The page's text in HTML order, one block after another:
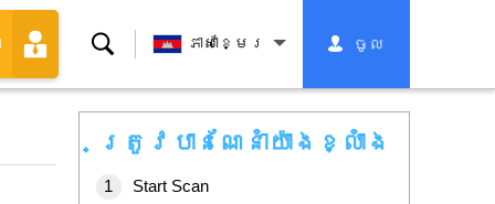
ស្វែងរក ភាសាខ្មែរ ចូល
ត្រូវបានណែនាំយ៉ាងខ្លាំង
Start Scan